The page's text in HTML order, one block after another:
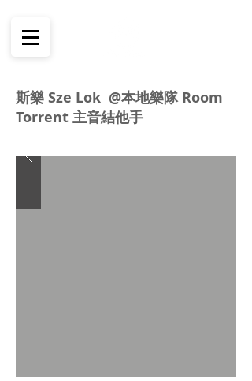
斯樂 Sze Lok @本地樂隊 Room
Torrent 主音結他手